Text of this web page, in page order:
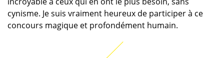
cynisme. Je suis vraiment heureux de participer à ce
concours magique et profondément humain.